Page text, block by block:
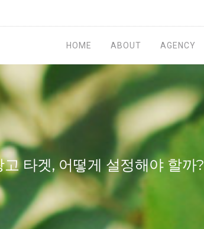
HOME ABOUT AGENCY
타겟, 어떻게 설정해야 할까?